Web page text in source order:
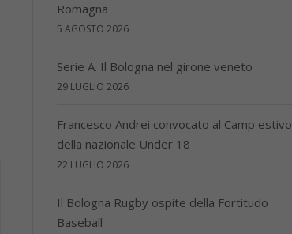
Romagna
5 AGOSTO 2026
Serie A. Il Bologna nel girone veneto
29 LUGLIO 2026
Francesco Andrei convocato al Camp estivo
della nazionale Under 18
22 LUGLIO 2026
Il Bologna Rugby ospite della Fortitudo
Baseball